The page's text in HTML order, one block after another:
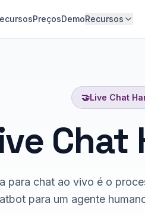
PreçosDemoRecursos
🤝Live Chat
Chat
para chat ao vivo é o
para um agente